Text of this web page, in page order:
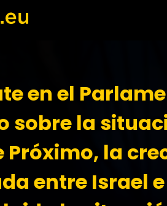
en el
sobre la
Próximo, la
entre Israel